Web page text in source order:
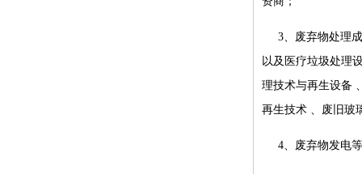
3、废弃物处理
以及医疗垃圾处理
理技术与再生设备
再生技术 、废旧玻
4、废弃物发电